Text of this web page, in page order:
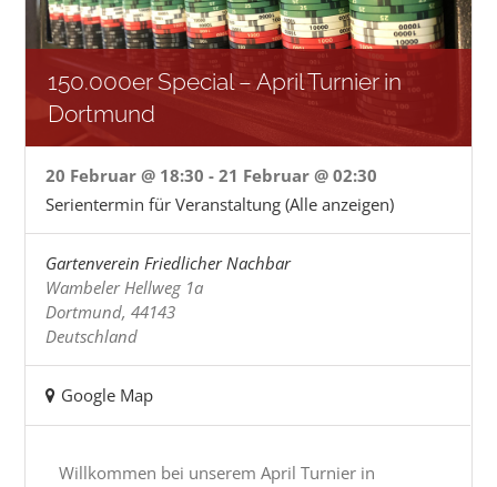
150.000er Special – April Turnier in
Dortmund
20 Februar @ 18:30 -21 Februar @ 02:30
Serientermin für Veranstaltung(Alle anzeigen)
Gartenverein Friedlicher Nachbar
Wambeler Hellweg 1a
Dortmund, 44143
Deutschland
Google Map
Willkommen bei unserem April Turnier in